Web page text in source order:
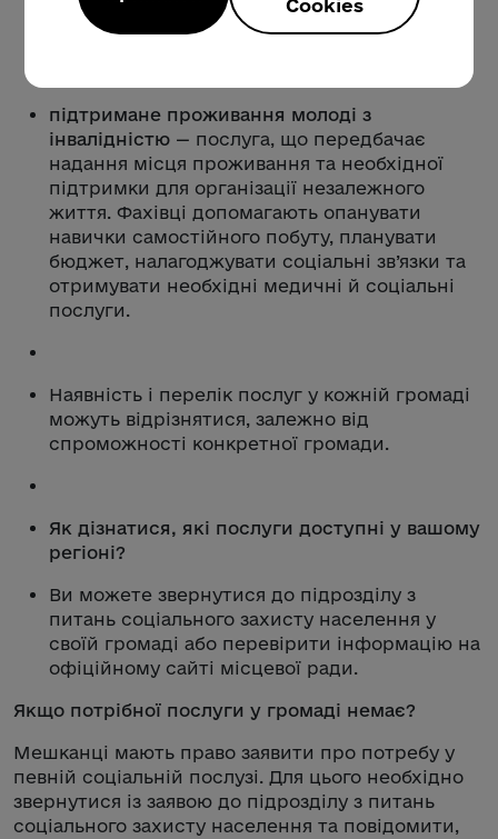
орієнтацію, допомогу з пошуком житла та
роботи, а також наставництво;
підтримане проживання молоді з
інвалідністю — послуга, що передбачає
надання місця проживання та необхідної
підтримки для організації незалежного
життя. Фахівці допомагають опанувати
навички самостійного побуту, планувати
бюджет, налагоджувати соціальні зв’язки та
отримувати необхідні медичні й соціальні
послуги.
Наявність і перелік послуг у кожній громаді
можуть відрізнятися, залежно від
спроможності конкретної громади.
Як дізнатися, які послуги доступні у вашому
регіоні?
Ви можете звернутися до підрозділу з
питань соціального захисту населення у
своїй громаді або перевірити інформацію на
офіційному сайті місцевої ради.
Якщо потрібної послуги у громаді немає?
Мешканці мають право заявити про потребу у
певній соціальній послузі. Для цього необхідно
звернутися із заявою до підрозділу з питань
соціального захисту населення та повідомити,
Cookies